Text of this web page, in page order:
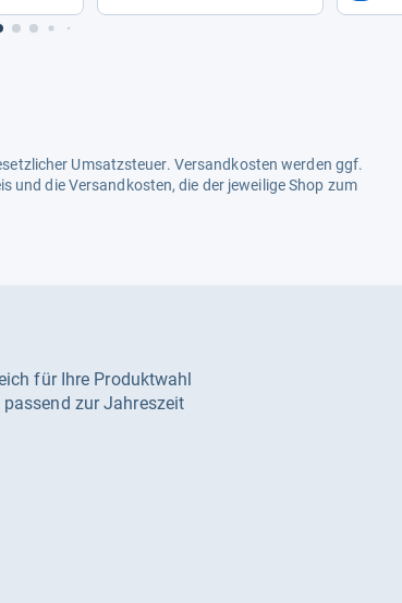
Umsatzsteuer. Versandkosten werden ggf.
und die Versandkosten, die der jeweilige Shop zum
für Ihre Produktwahl
passend zur Jahreszeit